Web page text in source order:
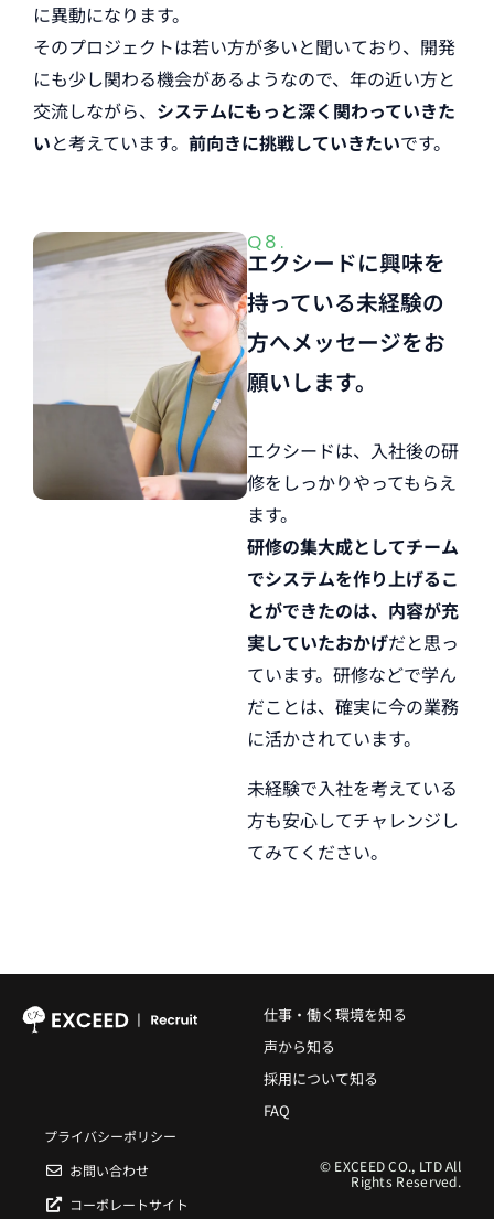
に異動になります。
そのプロジェクトは若い方が多いと聞いており、開発
にも少し関わる機会があるようなので、年の近い方と
交流しながら、 システムにもっと深く関わっていきた
いと考えています。 前向きに挑戦していきたいです。
Q8.
エクシードに興味を
持っている未経験の
方へメッセージをお
願いします。
エクシードは、入社後の研
修をしっかりやってもらえ
ます。
研修の集大成としてチーム
でシステムを作り上げるこ
とができたのは、内容が充
実していたおかげだと思っ
ています。研修などで学ん
だことは、確実に今の業務
に活かされています。
未経験で入社を考えている
方も安心してチャレンジし
てみてください。
仕事・働く環境を知る
声から知る
採用について知る
FAQ
プライバシーポリシー
お問い合わせ
コーポレートサイト
© EXCEED CO., LTD All
Rights Reserved.